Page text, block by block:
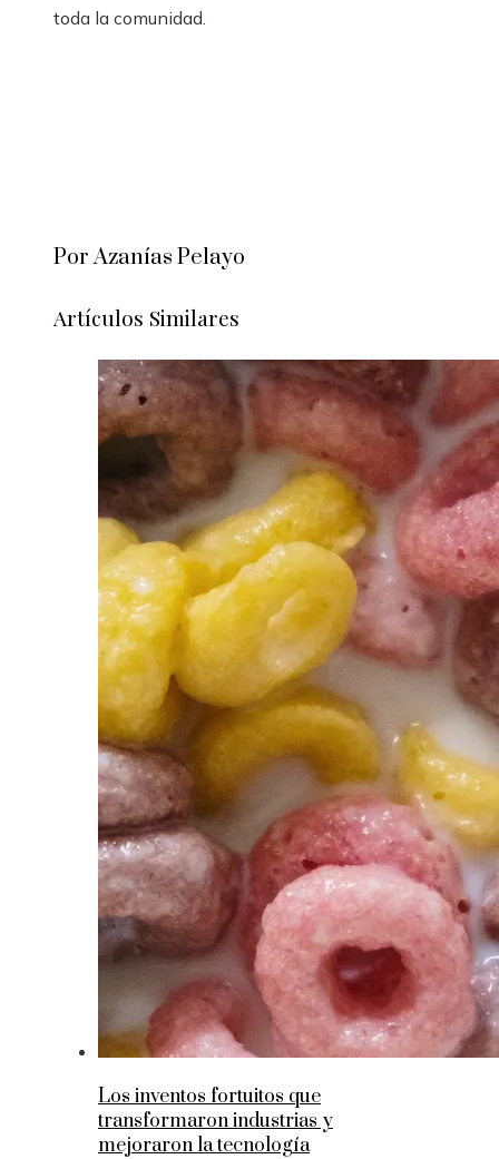
toda la comunidad.
Por Azanías Pelayo
Artículos Similares
Los inventos fortuitos que
transformaron industrias y
mejoraron la tecnología